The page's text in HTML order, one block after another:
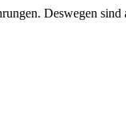
Deswegen